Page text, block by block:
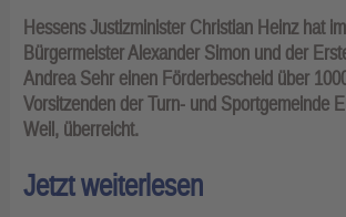
Hessens Justizminister Christian Heinz hat
Bürgermeister Alexander Simon und der
Andrea Sehr einen Förderbescheid über
Vorsitzenden der Turn- und Sportgemeinde
Weil, überreicht.
Jetzt weiterlesen